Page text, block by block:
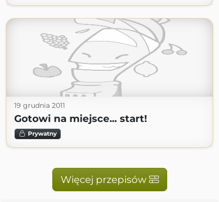
19 grudnia 2011
Gotowi na miejsce... start!
Prywatny
Więcej przepisów